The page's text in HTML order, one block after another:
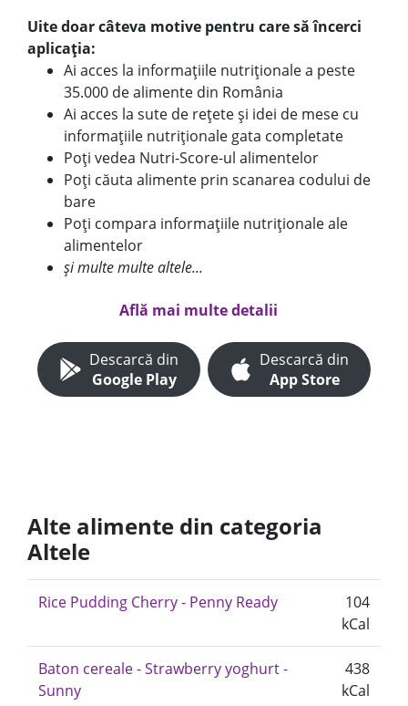
Uite doar câteva motive pentru care să încerci
aplicația:
Ai acces la informațiile nutriționale a peste
35.000 de alimente din România
Ai acces la sute de rețete și idei de mese cu
informațiile nutriționale gata completate
Poți vedea Nutri-Score-ul alimentelor
Poți căuta alimente prin scanarea codului de
bare
Poți compara informațiile nutriționale ale
alimentelor
și multe multe altele...
Află mai multe detalii
Descarcă din
Google Play
Descarcă din
App Store
Alte alimente din categoria
Altele
Rice Pudding Cherry - Penny Ready
104
kCal
Baton cereale - Strawberry yoghurt -
Sunny
438
kCal